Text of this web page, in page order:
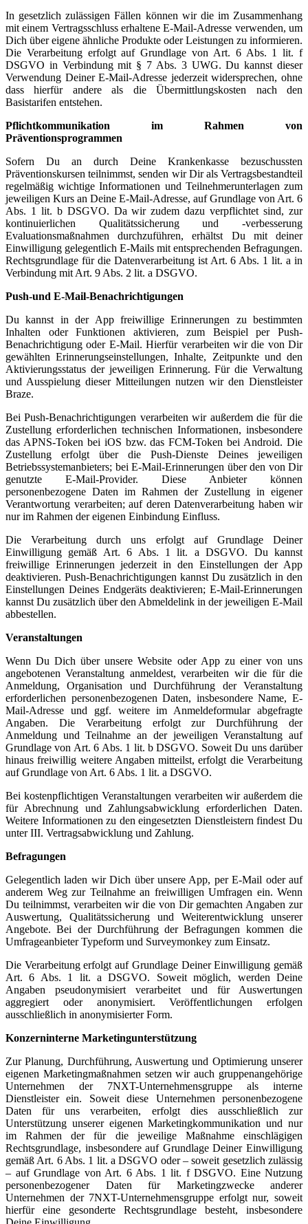
In gesetzlich zulässigen Fällen können wir die im Zusammenhang
mit einem Vertragsschluss erhaltene E-Mail-Adresse verwenden, um
Dich über eigene ähnliche Produkte oder Leistungen zu informieren.
Die Verarbeitung erfolgt auf Grundlage von Art. 6 Abs. 1 lit. f
DSGVO in Verbindung mit § 7 Abs. 3 UWG. Du kannst dieser
Verwendung Deiner E-Mail-Adresse jederzeit widersprechen, ohne
dass hierfür andere als die Übermittlungskosten nach den
Basistarifen entstehen.
Pflichtkommunikation im Rahmen von
Präventionsprogrammen
Sofern Du an durch Deine Krankenkasse bezuschussten
Präventionskursen teilnimmst, senden wir Dir als Vertragsbestandteil
regelmäßig wichtige Informationen und Teilnehmerunterlagen zum
jeweiligen Kurs an Deine E-Mail-Adresse, auf Grundlage von Art. 6
Abs. 1 lit. b DSGVO. Da wir zudem dazu verpflichtet sind, zur
kontinuierlichen Qualitätssicherung und -verbesserung
Evaluationsmaßnahmen durchzuführen, erhältst Du mit deiner
Einwilligung gelegentlich E-Mails mit entsprechenden Befragungen.
Rechtsgrundlage für die Datenverarbeitung ist Art. 6 Abs. 1 lit. a in
Verbindung mit Art. 9 Abs. 2 lit. a DSGVO.
Push-und E-Mail-Benachrichtigungen
Du kannst in der App freiwillige Erinnerungen zu bestimmten
Inhalten oder Funktionen aktivieren, zum Beispiel per Push-
Benachrichtigung oder E-Mail. Hierfür verarbeiten wir die von Dir
gewählten Erinnerungseinstellungen, Inhalte, Zeitpunkte und den
Aktivierungsstatus der jeweiligen Erinnerung. Für die Verwaltung
und Ausspielung dieser Mitteilungen nutzen wir den Dienstleister
Braze.
Bei Push-Benachrichtigungen verarbeiten wir außerdem die für die
Zustellung erforderlichen technischen Informationen, insbesondere
das APNS-Token bei iOS bzw. das FCM-Token bei Android. Die
Zustellung erfolgt über die Push-Dienste Deines jeweiligen
Betriebssystemanbieters; bei E-Mail-Erinnerungen über den von Dir
genutzte E-Mail-Provider. Diese Anbieter können
personenbezogene Daten im Rahmen der Zustellung in eigener
Verantwortung verarbeiten; auf deren Datenverarbeitung haben wir
nur im Rahmen der eigenen Einbindung Einfluss.
Die Verarbeitung durch uns erfolgt auf Grundlage Deiner
Einwilligung gemäß Art. 6 Abs. 1 lit. a DSGVO. Du kannst
freiwillige Erinnerungen jederzeit in den Einstellungen der App
deaktivieren. Push-Benachrichtigungen kannst Du zusätzlich in den
Einstellungen Deines Endgeräts deaktivieren; E-Mail-Erinnerungen
kannst Du zusätzlich über den Abmeldelink in der jeweiligen E-Mail
abbestellen.
Veranstaltungen
Wenn Du Dich über unsere Website oder App zu einer von uns
angebotenen Veranstaltung anmeldest, verarbeiten wir die für die
Anmeldung, Organisation und Durchführung der Veranstaltung
erforderlichen personenbezogenen Daten, insbesondere Name, E-
Mail-Adresse und ggf. weitere im Anmeldeformular abgefragte
Angaben. Die Verarbeitung erfolgt zur Durchführung der
Anmeldung und Teilnahme an der jeweiligen Veranstaltung auf
Grundlage von Art. 6 Abs. 1 lit. b DSGVO. Soweit Du uns darüber
hinaus freiwillig weitere Angaben mitteilst, erfolgt die Verarbeitung
auf Grundlage von Art. 6 Abs. 1 lit. a DSGVO.
Bei kostenpflichtigen Veranstaltungen verarbeiten wir außerdem die
für Abrechnung und Zahlungsabwicklung erforderlichen Daten.
Weitere Informationen zu den eingesetzten Dienstleistern findest Du
unter III. Vertragsabwicklung und Zahlung.
Befragungen
Gelegentlich laden wir Dich über unsere App, per E-Mail oder auf
anderem Weg zur Teilnahme an freiwilligen Umfragen ein. Wenn
Du teilnimmst, verarbeiten wir die von Dir gemachten Angaben zur
Auswertung, Qualitätssicherung und Weiterentwicklung unserer
Angebote. Bei der Durchführung der Befragungen kommen die
Umfrageanbieter Typeform und Surveymonkey zum Einsatz.
Die Verarbeitung erfolgt auf Grundlage Deiner Einwilligung gemäß
Art. 6 Abs. 1 lit. a DSGVO. Soweit möglich, werden Deine
Angaben pseudonymisiert verarbeitet und für Auswertungen
aggregiert oder anonymisiert. Veröffentlichungen erfolgen
ausschließlich in anonymisierter Form.
Konzerninterne Marketingunterstützung
Zur Planung, Durchführung, Auswertung und Optimierung unserer
eigenen Marketingmaßnahmen setzen wir auch gruppenangehörige
Unternehmen der 7NXT-Unternehmensgruppe als interne
Dienstleister ein. Soweit diese Unternehmen personenbezogene
Daten für uns verarbeiten, erfolgt dies ausschließlich zur
Unterstützung unserer eigenen Marketingkommunikation und nur
im Rahmen der für die jeweilige Maßnahme einschlägigen
Rechtsgrundlage, insbesondere auf Grundlage Deiner Einwilligung
gemäß Art. 6 Abs. 1 lit. a DSGVO oder – soweit gesetzlich zulässig
– auf Grundlage von Art. 6 Abs. 1 lit. f DSGVO. Eine Nutzung
personenbezogener Daten für Marketingzwecke anderer
Unternehmen der 7NXT-Unternehmensgruppe erfolgt nur, soweit
hierfür eine gesonderte Rechtsgrundlage besteht, insbesondere